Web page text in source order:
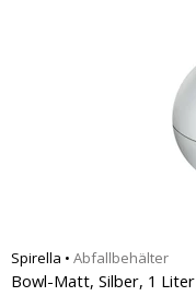
Spirella • Abfallbehälter
Bowl-Matt, Silber, 1 Liter